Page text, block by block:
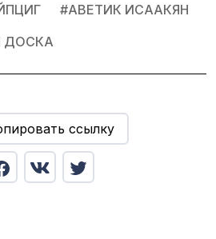
#АВЕТИК ИСААКЯН
ДОСКА
ссылку